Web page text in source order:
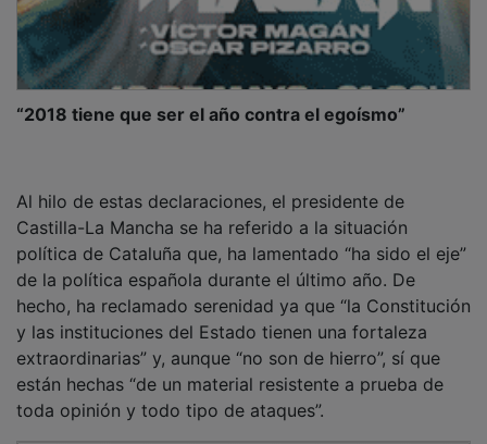
“2018 tiene que ser el año contra el egoísmo”
Al hilo de estas declaraciones, el presidente de
Castilla-La Mancha se ha referido a la situación
política de Cataluña que, ha lamentado “ha sido el eje”
de la política española durante el último año. De
hecho, ha reclamado serenidad ya que “la Constitución
y las instituciones del Estado tienen una fortaleza
extraordinarias” y, aunque “no son de hierro”, sí que
están hechas “de un material resistente a prueba de
toda opinión y todo tipo de ataques”.